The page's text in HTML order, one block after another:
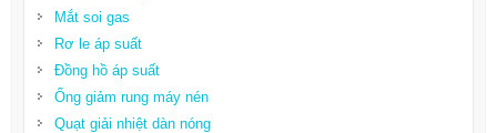
Mắt soi gas
Rơ le áp suất
Đồng hồ áp suất
Ống giảm rung máy nén
Quạt giải nhiệt dàn nóng